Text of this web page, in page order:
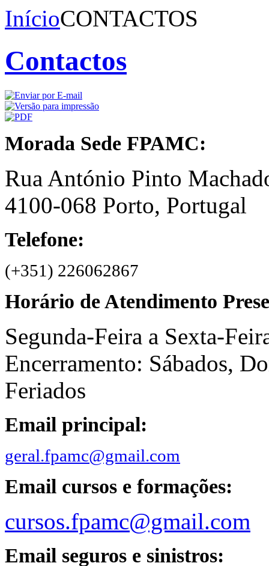
InícioCONTACTOS
Contactos
Morada Sede FPAMC:
Rua António Pinto
4100-068 Porto, Portugal
Telefone:
(+351) 226062867
Horário de Atendimento
Segunda-Feira a Sexta-
Encerramento: Sábados,
Feriados
Email principal:
geral.fpamc@gmail.com
Email cursos e formações:
cursos.fpamc@gmail.com
Email seguros e sinistros: